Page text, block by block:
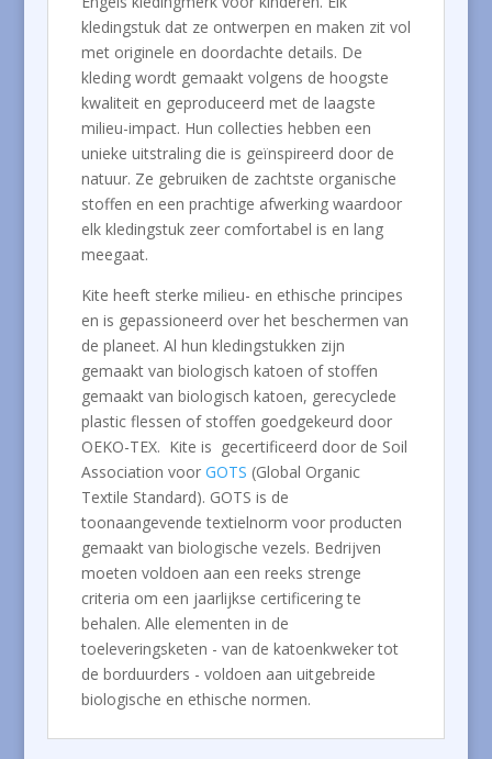
kledingstuk dat ze ontwerpen en maken zit vol
met originele en doordachte details. De
kleding wordt gemaakt volgens de hoogste
kwaliteit en geproduceerd met de laagste
milieu-impact. Hun collecties hebben een
unieke uitstraling die is geïnspireerd door de
natuur. Ze gebruiken de zachtste organische
stoffen en een prachtige afwerking waardoor
elk kledingstuk zeer comfortabel is en lang
meegaat.
Kite heeft sterke milieu- en ethische principes
en is gepassioneerd over het beschermen van
de planeet. Al hun kledingstukken zijn
gemaakt van biologisch katoen of stoffen
gemaakt van biologisch katoen, gerecyclede
plastic flessen of stoffen goedgekeurd door
OEKO-TEX. Kite is gecertificeerd door de Soil
Association voor GOTS (Global Organic
Textile Standard). GOTS is de
toonaangevende textielnorm voor producten
gemaakt van biologische vezels. Bedrijven
moeten voldoen aan een reeks strenge
criteria om een ​​jaarlijkse certificering te
behalen. Alle elementen in de
toeleveringsketen - van de katoenkweker tot
de borduurders - voldoen aan uitgebreide
biologische en ethische normen.